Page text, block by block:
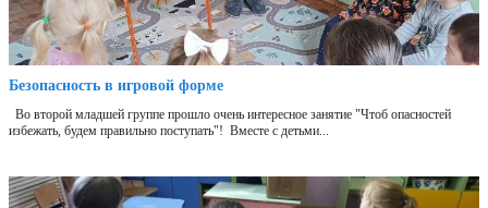
Безопасность в игровой форме
Во второй младшей группе прошло очень интересное занятие "Чтоб опасностей
избежать, будем правильно поступать"! Вместе с детьми...